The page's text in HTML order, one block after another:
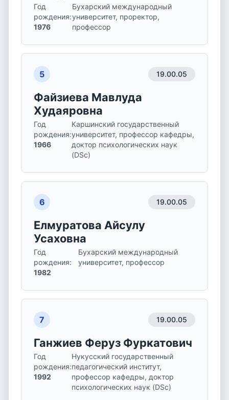
Год
рождения:
1976
Бухарский международный
университет, проректор,
профессор
5 19.00.05
Файзиева Мавлуда
Худаяровна
Год
рождения:
1966
Каршинский государственный
университет, профессор кафедры,
доктор психологических наук
(DSc)
6 19.00.05
Елмуратова Айсулу
Усаховна
Год
рождения:
1982
Бухарский международный
университет, профессор
7 19.00.05
Ганжиев Феруз Фуркатович
Год
рождения:
1992
Нукусский государственный
педагогический институт,
профессор кафедры, доктор
психологических наук (DSc)